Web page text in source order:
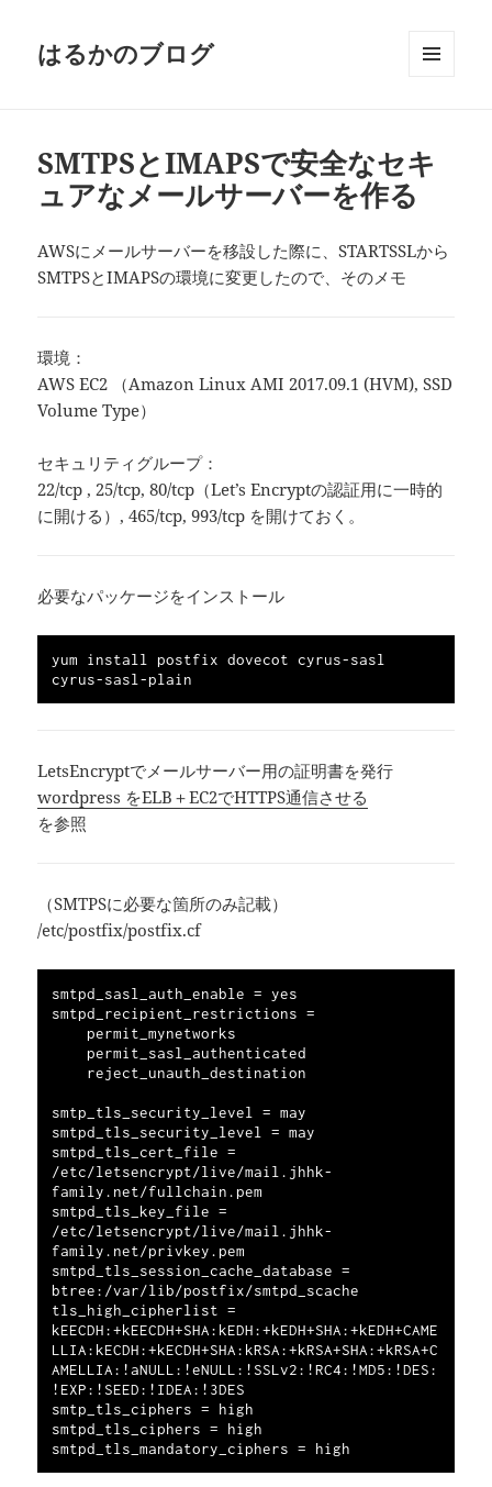
はるかのブログ
SMTPSとIMAPSで安全なセキ
ュアなメールサーバーを作る
AWSにメールサーバーを移設した際に、STARTSSLから
SMTPSとIMAPSの環境に変更したので、そのメモ
環境：
AWS EC2 （Amazon Linux AMI 2017.09.1 (HVM), SSD
Volume Type）
セキュリティグループ：
22/tcp , 25/tcp, 80/tcp（Let’s Encryptの認証用に一時的
に開ける）, 465/tcp, 993/tcp を開けておく。
必要なパッケージをインストール
yum install postfix dovecot cyrus-sasl
LetsEncryptでメールサーバー用の証明書を発行
wordpress をELB＋EC2でHTTPS通信させる
を参照
（SMTPSに必要な箇所のみ記載）
/etc/postfix/postfix.cf
smtpd_sasl_auth_enable = yes
smtpd_recipient_restrictions =
    permit_mynetworks
    permit_sasl_authenticated
smtp_tls_security_level = may
smtpd_tls_security_level = may
smtpd_tls_cert_file =
/etc/letsencrypt/live/mail.jhhk-
family.net/fullchain.pem
smtpd_tls_key_file =
/etc/letsencrypt/live/mail.jhhk-
family.net/privkey.pem
smtpd_tls_session_cache_database =
btree:/var/lib/postfix/smtpd_scache
tls_high_cipherlist =
kEECDH:+kEECDH+SHA:kEDH:+kEDH+SHA:+kEDH+CAME
LLIA:kECDH:+kECDH+SHA:kRSA:+kRSA+SHA:+kRSA+C
AMELLIA:!aNULL:!eNULL:!SSLv2:!RC4:!MD5:!DES:
!EXP:!SEED:!IDEA:!3DES
smtp_tls_ciphers = high
smtpd_tls_ciphers = high